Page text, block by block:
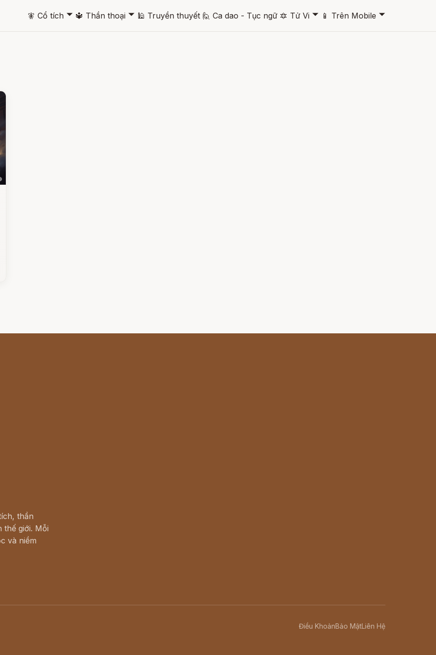
🧚 Cổ tích 🞃 🔱 Thần thoại 🞃 🕌 Truyền thuyết 🙋 Ca dao - Tục ngữ 🔯 Tử Vi 🞃 📱 Trên Mobile 🞃
thần
giới. Mỗi
và niềm
Điều KhoảnBảo MậtLiên Hệ